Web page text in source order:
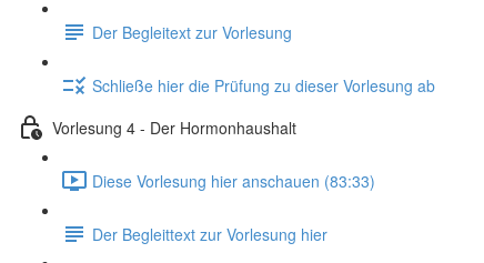
Der Begleitext zur Vorlesung
Schließe hier die Prüfung zu dieser Vorlesung ab
Vorlesung 4 - Der Hormonhaushalt
Diese Vorlesung hier anschauen (83:33)
Der Begleittext zur Vorlesung hier